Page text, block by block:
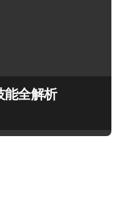
能全解析